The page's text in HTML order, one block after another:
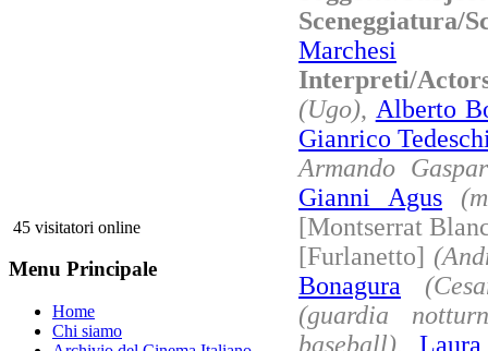
45 visitatori online
Menu Principale
Home
Chi siamo
Marchesi
Interpreti/
(Ugo), Alberto
Gianrico
Armando
Gianni Agus
[Montserrat
[Furlanetto]
Bonagura
(guardia
baseball),